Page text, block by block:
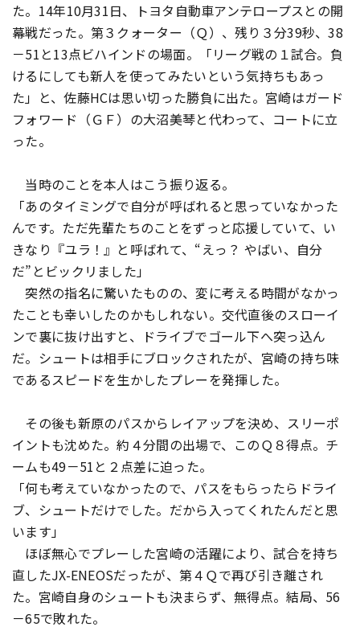
た。14年10月31日、トヨタ自動車アンテロープスとの開
幕戦だった。第３クォーター（Ｑ）、残り３分39秒、38
－51と13点ビハインドの場面。「リーグ戦の１試合。負
けるにしても新人を使ってみたいという気持ちもあっ
た」と、佐藤HCは思い切った勝負に出た。宮崎はガード
フォワード（ＧＦ）の大沼美琴と代わって、コートに立
った。
当時のことを本人はこう振り返る。
「あのタイミングで自分が呼ばれると思っていなかった
んです。ただ先輩たちのことをずっと応援していて、い
きなり『ユラ！』と呼ばれて、“えっ？ やばい、自分
だ”とビックリました」
突然の指名に驚いたものの、変に考える時間がなかっ
たことも幸いしたのかもしれない。交代直後のスローイ
ンで裏に抜け出すと、ドライブでゴール下へ突っ込ん
だ。シュートは相手にブロックされたが、宮崎の持ち味
であるスピードを生かしたプレーを発揮した。
その後も新原のパスからレイアップを決め、スリーポ
イントも沈めた。約４分間の出場で、このＱ８得点。チ
ームも49－51と２点差に迫った。
「何も考えていなかったので、パスをもらったらドライ
ブ、シュートだけでした。だから入ってくれたんだと思
います」
ほぼ無心でプレーした宮崎の活躍により、試合を持ち
直したJX-ENEOSだったが、第４Ｑで再び引き離され
た。宮崎自身のシュートも決まらず、無得点。結局、56
－65で敗れた。